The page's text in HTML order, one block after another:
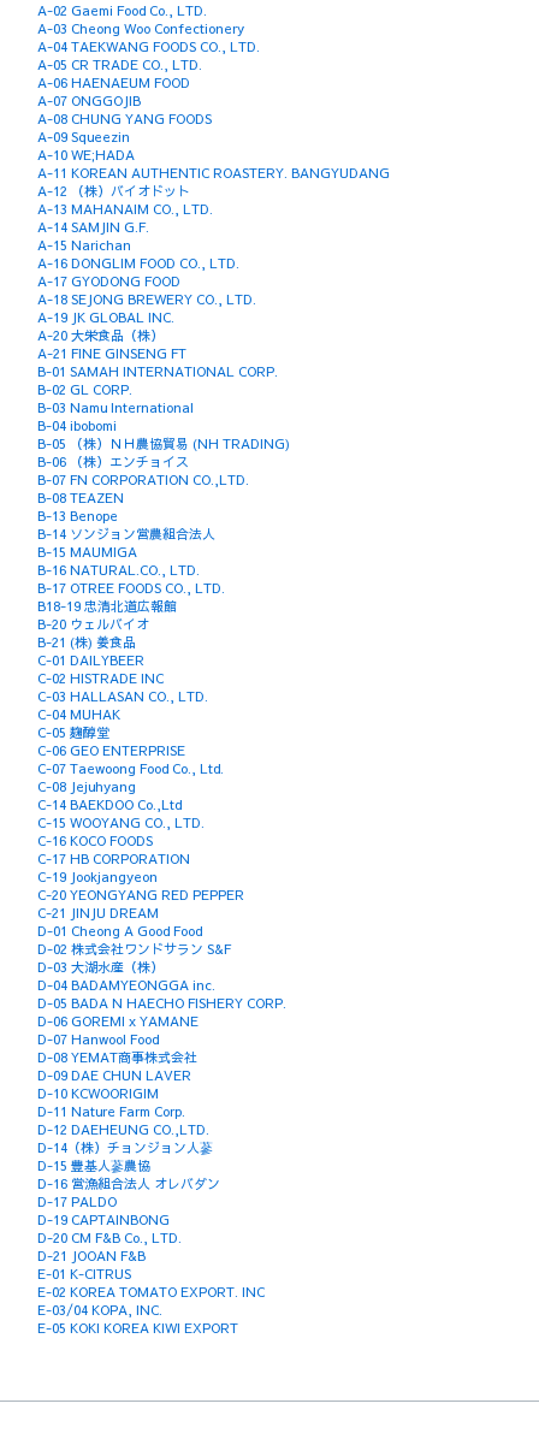
A-02 Gaemi Food Co., LTD.
A-03 Cheong Woo Confectionery
A-04 TAEKWANG FOODS CO., LTD.
A-05 CR TRADE CO., LTD.
A-06 HAENAEUM FOOD
A-07 ONGGOJIB
A-08 CHUNG YANG FOODS
A-09 Squeezin
A-10 WE;HADA
A-11 KOREAN AUTHENTIC ROASTERY. BANGYUDANG
A-12 （株）バイオドット
A-13 MAHANAIM CO., LTD.
A-14 SAMJIN G.F.
A-15 Narichan
A-16 DONGLIM FOOD CO., LTD.
A-17 GYODONG FOOD
A-18 SEJONG BREWERY CO., LTD.
A-19 JK GLOBAL INC.
A-20 大栄食品（株）
A-21 FINE GINSENG FT
B-01 SAMAH INTERNATIONAL CORP.
B-02 GL CORP.
B-03 Namu International
B-04 ibobomi
B-05 （株）ＮＨ農協貿易 (NH TRADING)
B-06 （株）エンチョイス
B-07 FN CORPORATION CO.,LTD.
B-08 TEAZEN
B-13 Benope
B-14 ソンジョン営農組合法人
B-15 MAUMIGA
B-16 NATURAL.CO., LTD.
B-17 OTREE FOODS CO., LTD.
B18-19 忠清北道広報館
B-20 ウェルバイオ
B-21 (株) 姜食品
C-01 DAILYBEER
C-02 HISTRADE INC
C-03 HALLASAN CO., LTD.
C-04 MUHAK
C-05 麹醇堂
C-06 GEO ENTERPRISE
C-07 Taewoong Food Co., Ltd.
C-08 Jejuhyang
C-14 BAEKDOO Co.,Ltd
C-15 WOOYANG CO., LTD.
C-16 KOCO FOODS
C-17 HB CORPORATION
C-19 Jookjangyeon
C-20 YEONGYANG RED PEPPER
C-21 JINJU DREAM
D-01 Cheong A Good Food
D-02 株式会社ワンドサラン S&F
D-03 大湖水産（株）
D-04 BADAMYEONGGA inc.
D-05 BADA N HAECHO FISHERY CORP.
D-06 GOREMI x YAMANE
D-07 Hanwool Food
D-08 YEMAT商事株式会社
D-09 DAE CHUN LAVER
D-10 KCWOORIGIM
D-11 Nature Farm Corp.
D-12 DAEHEUNG CO.,LTD.
D-14（株）チョンジョン人蔘
D-15 豊基人蔘農協
D-16 営漁組合法人 オレバダン
D-17 PALDO
D-19 CAPTAINBONG
D-20 CM F&B Co., LTD.
D-21 JOOAN F&B
E-01 K-CITRUS
E-02 KOREA TOMATO EXPORT. INC
E-03/04 KOPA, INC.
E-05 KOKI KOREA KIWI EXPORT